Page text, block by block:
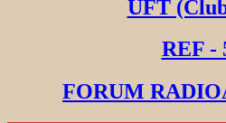
UFT
REF -
FORUM